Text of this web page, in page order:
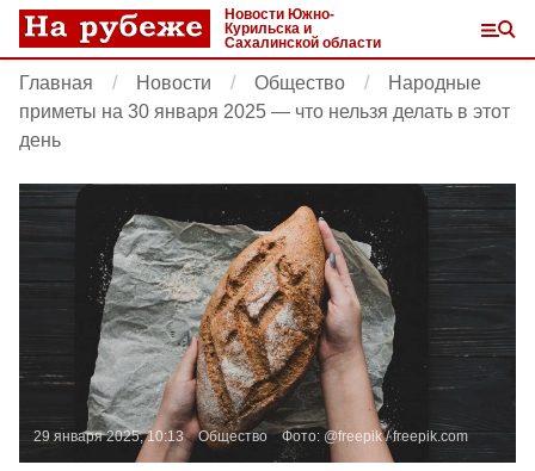
Новости Южно-
Курильска и
Сахалинской области
Главная Новости Общество
Народные
приметы на 30 января 2025 — что нельзя делать в этот
день
29 января 2025, 10:13 Общество Фото: @freepik /freepik.com